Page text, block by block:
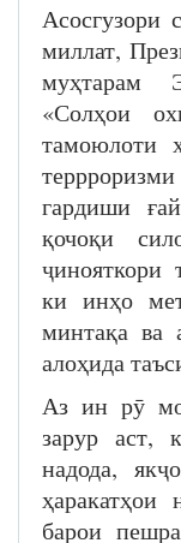
Асосгузори
миллат,
муҳтарам
«Солҳои
тамоюлоти
гардиши
қочоқи
ҷинояткори
ки инҳо
минтақа ва
алоҳида
Аз ин рӯ мо
зарур аст,
надода,
ҳаракатҳои
барои